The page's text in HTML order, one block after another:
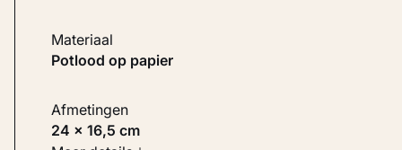
Materiaal
Potlood op papier
Afmetingen
24 × 16,5 cm